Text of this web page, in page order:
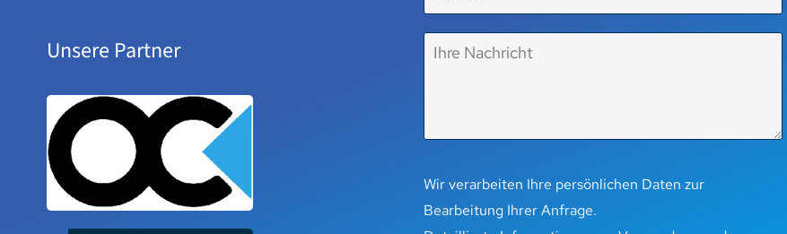
Unsere Partner
Wir verarbeiten Ihre persönlichen Daten zur
Bearbeitung Ihrer Anfrage.